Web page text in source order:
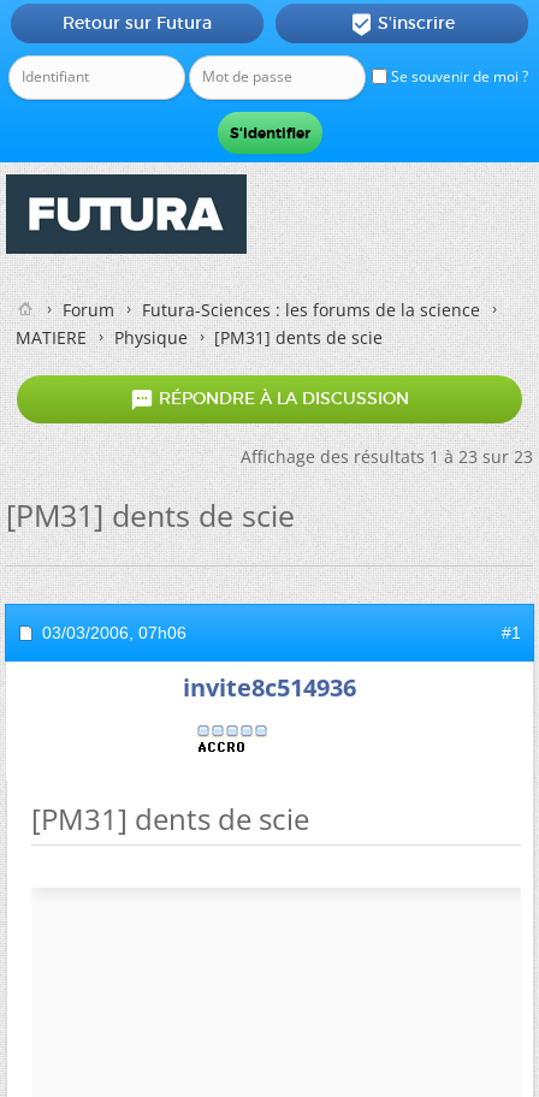
Se souvenir de moi ?
Retour sur Futura  S'inscrire
Forum
Futura-Sciences : les forums de la science
MATIERE
Physique [PM31] dents de scie
 RÉPONDRE À LA DISCUSSION
Affichage des résultats 1 à 23 sur 23
[PM31] dents de scie
03/03/2006, 07h06 #1
invite8c514936
[PM31] dents de scie